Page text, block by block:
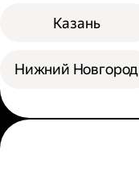
Казань
Нижний Новгород